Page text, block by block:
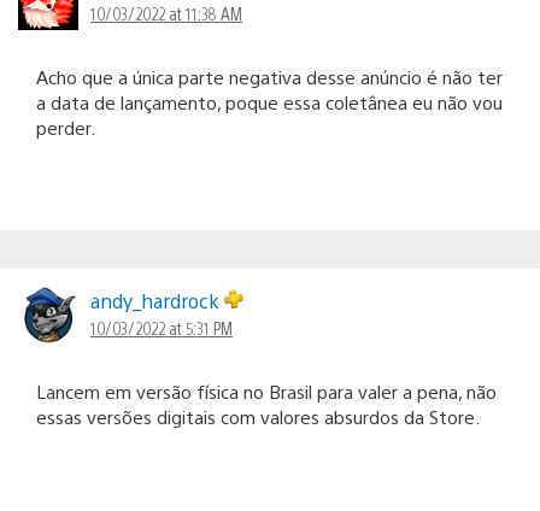
10/03/2022 at 11:38 AM
Acho que a única parte negativa desse anúncio é não ter
a data de lançamento, poque essa coletânea eu não vou
perder.
andy_hardrock
10/03/2022 at 5:31 PM
Lancem em versão física no Brasil para valer a pena, não
essas versões digitais com valores absurdos da Store.